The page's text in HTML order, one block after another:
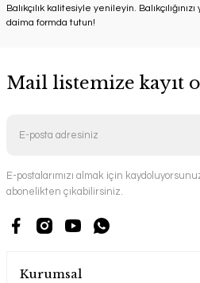
Balıkçılık kalitesiyle yenileyin.
daima formda tutun!
Mail listemize kayıt
E-postalarımızı almak için
abonelikten çıkabilirsiniz.
Kurumsal